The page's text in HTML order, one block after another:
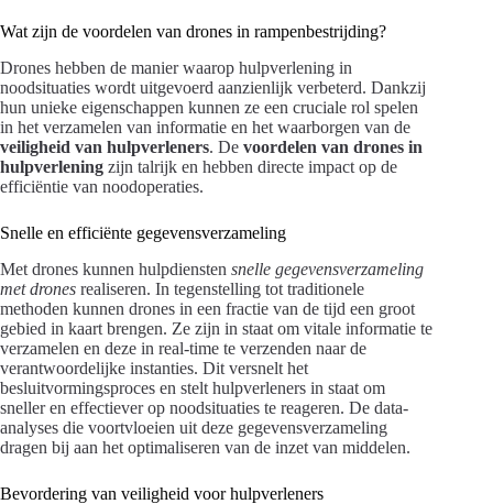
Wat zijn de voordelen van drones in rampenbestrijding?
Drones hebben de manier waarop hulpverlening in
noodsituaties wordt uitgevoerd aanzienlijk verbeterd. Dankzij
hun unieke eigenschappen kunnen ze een cruciale rol spelen
in het verzamelen van informatie en het waarborgen van de
veiligheid van hulpverleners. De voordelen van drones in
hulpverlening zijn talrijk en hebben directe impact op de
efficiëntie van noodoperaties.
Snelle en efficiënte gegevensverzameling
Met drones kunnen hulpdiensten snelle gegevensverzameling
met drones realiseren. In tegenstelling tot traditionele
methoden kunnen drones in een fractie van de tijd een groot
gebied in kaart brengen. Ze zijn in staat om vitale informatie te
verzamelen en deze in real-time te verzenden naar de
verantwoordelijke instanties. Dit versnelt het
besluitvormingsproces en stelt hulpverleners in staat om
sneller en effectiever op noodsituaties te reageren. De data-
analyses die voortvloeien uit deze gegevensverzameling
dragen bij aan het optimaliseren van de inzet van middelen.
Bevordering van veiligheid voor hulpverleners